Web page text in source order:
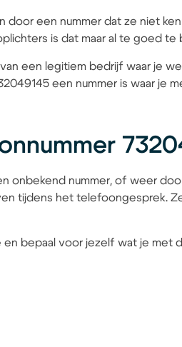
een nummer dat ze niet
is dat maar al te goed te
een legitiem bedrijf waar je
een nummer is waar je
onbekend nummer, of weer
tijdens het telefoongesprek.
en bepaal voor jezelf wat je met